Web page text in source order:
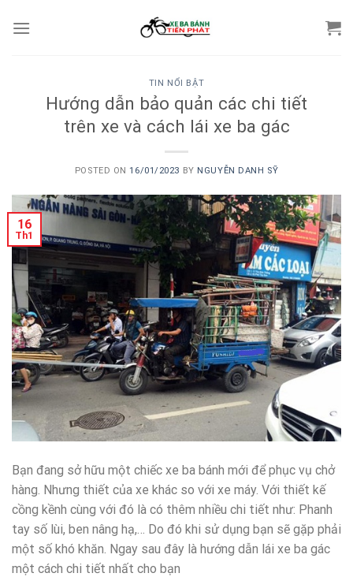
TIN NỔI BẬT
Hướng dẫn bảo quản các chi tiết
trên xe và cách lái xe ba gác
POSTED ON16/01/2023 BY NGUYỄN DANH SỸ
16
Th1
Bạn đang sở hữu một chiếc xe ba bánh mới để phục vụ chở
hàng. Nhưng thiết của xe khác so với xe máy. Với thiết kế
cồng kềnh cùng với đó là có thêm nhiều chi tiết như: Phanh
tay số lùi, ben nâng hạ,… Do đó khi sử dụng bạn sẽ gặp phải
một số khó khăn. Ngay sau đây là hướng dẫn lái xe ba gác
một cách chi tiết nhất cho bạn